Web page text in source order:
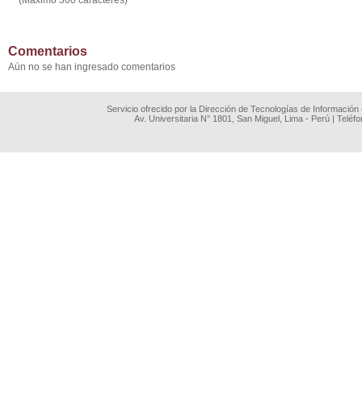
Comentarios
Aún no se han ingresado comentarios
Servicio ofrecido por la Dirección de Tecnologías de
Av. Universitaria N° 1801, San Miguel, Lima - Perú |